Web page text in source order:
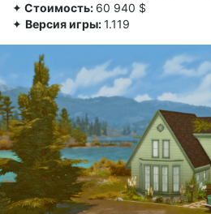
✦ Стоимость: 60 940 $
✦ Версия игры:1.119